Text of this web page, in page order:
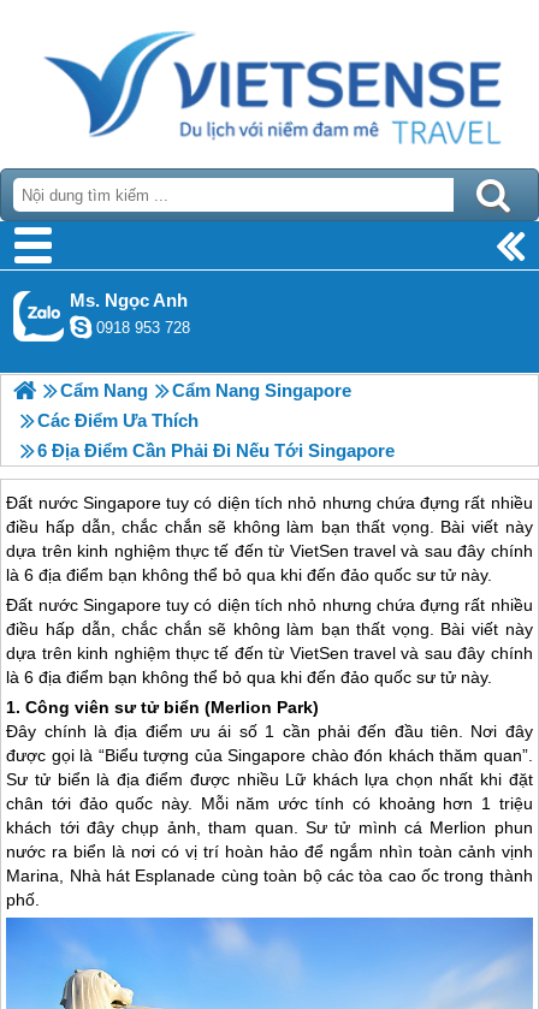
Ms. Ngọc Anh
0918 953 728
Cẩm Nang
Cẩm Nang Singapore
Các Điểm Ưa Thích
6 Địa Điểm Cần Phải Đi Nếu Tới Singapore
Đất nước Singapore tuy có diện tích nhỏ nhưng chứa đựng rất nhiều
điều hấp dẫn, chắc chắn sẽ không làm bạn thất vọng. Bài viết này
dựa trên kinh nghiệm thực tế đến từ VietSen travel và sau đây chính
là 6 địa điểm bạn không thể bỏ qua khi đến đảo quốc sư tử này.
Đất nước Singaporetuy có diện tích nhỏ nhưng chứa đựng rất nhiều
điều hấp dẫn, chắc chắn sẽ không làm bạn thất vọng. Bài viết này
dựa trên kinh nghiệm thực tế đến từ VietSen travel và sau đây chính
là 6 địa điểm bạn không thể bỏ qua khi đến đảo quốc sư tử này.
1. Công viên sư tử biển (Merlion Park)
Đây chính là địa điểm ưu ái số 1 cần phải đến đầu tiên. Nơi đây
được gọi là “Biểu tượng củaSingapore chào đón khách thăm quan”.
Sư tử biển là địa điểm được nhiều Lữ khách lựa chọn nhất khi đặt
chân tới đảo quốc này. Mỗi năm ước tính có khoảng hơn 1 triệu
khách tới đây chụp ảnh, tham quan. Sư tử mình cá Merlion phun
nước ra biển là nơi có vị trí hoàn hảo để ngắm nhìn toàn cảnh vịnh
Marina, Nhà hát Esplanade cùng toàn bộ các tòa cao ốc trong thành
phố.